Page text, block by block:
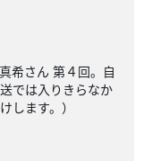
希さん 第４回。自
では入りきらなか
します。）